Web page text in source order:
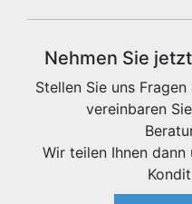
Nehmen Sie
Stellen Sie uns
vereinbaren
Wir teilen Ihnen dann